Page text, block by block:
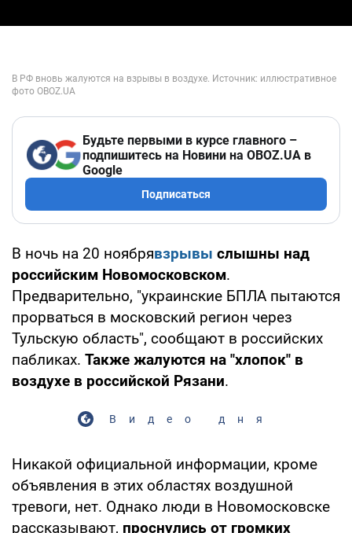
Будьте первыми в курсе главного –
подпишитесь на Новини на OBOZ.UA в
Google
Подписаться
В ночь на 20 ноябрявзрывы слышны над
российским Новомосковском.
Предварительно, "украинские БПЛА пытаются
прорваться в московский регион через
Тульскую область", сообщают в российских
пабликах. Также жалуются на "хлопок" в
воздухе в российской Рязани.
Видео дня
Никакой официальной информации, кроме
объявления в этих областях воздушной
тревоги, нет. Однако люди в Новомосковске
рассказывают, проснулись от громких